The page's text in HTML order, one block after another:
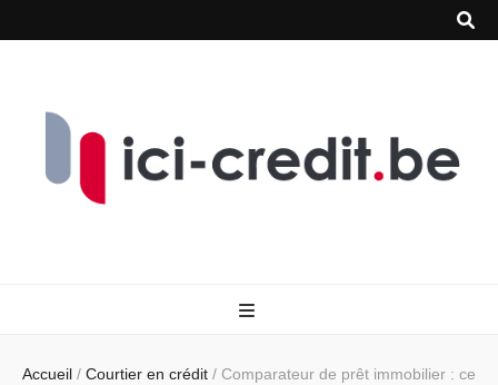
Accueil / Courtier en crédit / Comparateur de prêt immobilier : ce